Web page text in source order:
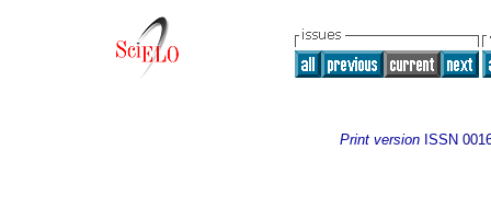
Print version ISSN